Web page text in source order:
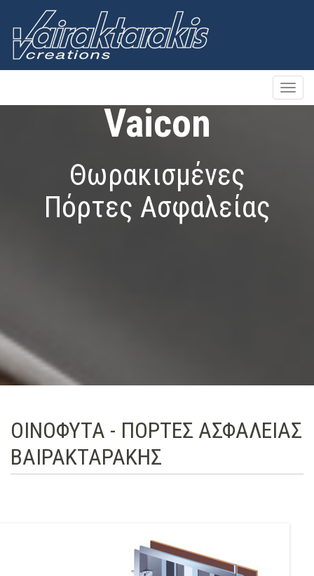
Vaicon
Θωρακισμένες
Πόρτες Ασφαλείας
ΟΙΝΟΦΥΤΑ - ΠΟΡΤΕΣ ΑΣΦΑΛΕΙΑΣ
ΒΑΙΡΑΚΤΑΡΑΚΗΣ
Toggle